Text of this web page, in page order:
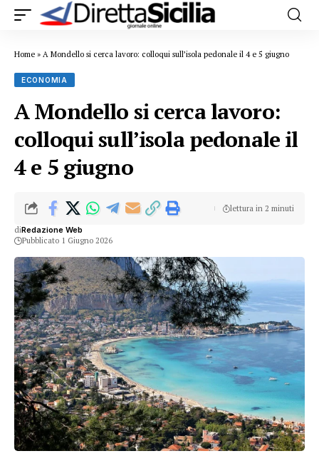
Home » A Mondello si cerca lavoro: colloqui sull’isola pedonale il 4 e 5 giugno
ECONOMIA
A Mondello si cerca lavoro:
colloqui sull’isola pedonale il
4 e 5 giugno
diRedazione Web
Pubblicato 1 Giugno 2026
lettura in 2 minuti